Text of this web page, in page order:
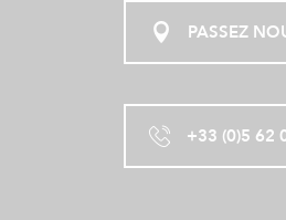
PASSEZ
+33 (0)5 62